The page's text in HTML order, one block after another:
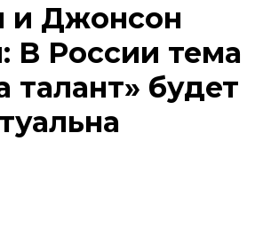
и Джонсон
В России тема
талант» будет